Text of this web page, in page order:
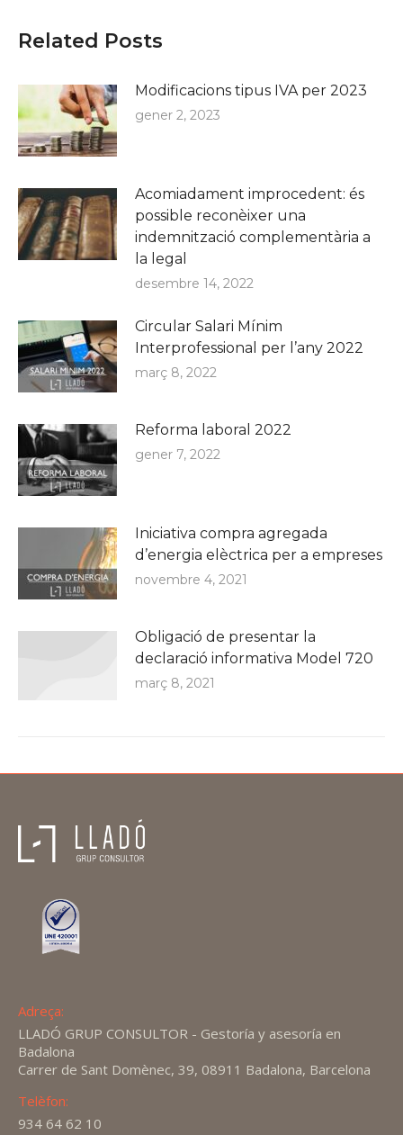
Related Posts
Modificacions tipus IVA per 2023
gener 2, 2023
Acomiadament improcedent: és
possible reconèixer una
indemnització complementària a
la legal
desembre 14, 2022
Circular Salari Mínim
Interprofessional per l’any 2022
març 8, 2022
Reforma laboral 2022
gener 7, 2022
Iniciativa compra agregada
d’energia elèctrica per a empreses
novembre 4, 2021
Obligació de presentar la
declaració informativa Model 720
març 8, 2021
Adreça:
LLADÓ GRUP CONSULTOR - Gestoría y asesoría en
Badalona
Carrer de Sant Domènec, 39, 08911 Badalona, Barcelona
Telèfon:
934 64 62 10